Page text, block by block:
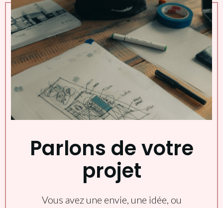
Parlons de votre
projet
Vous avez une envie, une idée, ou